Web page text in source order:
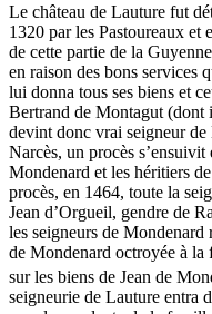
Le château de Lauture fut
1320 par les Pastoureaux et
de cette partie de la
en raison des bons services
lui donna tous ses biens et
Bertrand de Montagut (dont
devint donc vrai seigneur
Narcès, un procès s’ensuivit
Mondenard et les héritiers
procès, en 1464, toute la
Jean d’Orgueil, gendre de
les seigneurs de
de Mondenard octroyée à la
sur les biens de Jean de
seigneurie de Lauture entra